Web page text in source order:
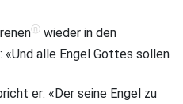
ⓝ wieder in den
alle Engel Gottes sollen
er: «Der seine Engel zu